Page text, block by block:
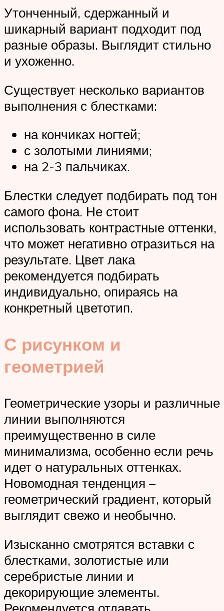
Утонченный, сдержанный и
шикарный вариант подходит под
разные образы. Выглядит стильно
и ухоженно.
Существует несколько вариантов
выполнения с блестками:
на кончиках ногтей;
с золотыми линиями;
на 2-3 пальчиках.
Блестки следует подбирать под тон
самого фона. Не стоит
использовать контрастные оттенки,
что может негативно отразиться на
результате. Цвет лака
рекомендуется подбирать
индивидуально, опираясь на
конкретный цветотип.
С рисунком и
геометрией
Геометрические узоры и различные
линии выполняются
преимущественно в силе
минимализма, особенно если речь
идет о натуральных оттенках.
Новомодная тенденция –
геометрический градиент, который
выглядит свежо и необычно.
Изысканно смотрятся вставки с
блестками, золотистые или
серебристые линии и
декорирующие элементы.